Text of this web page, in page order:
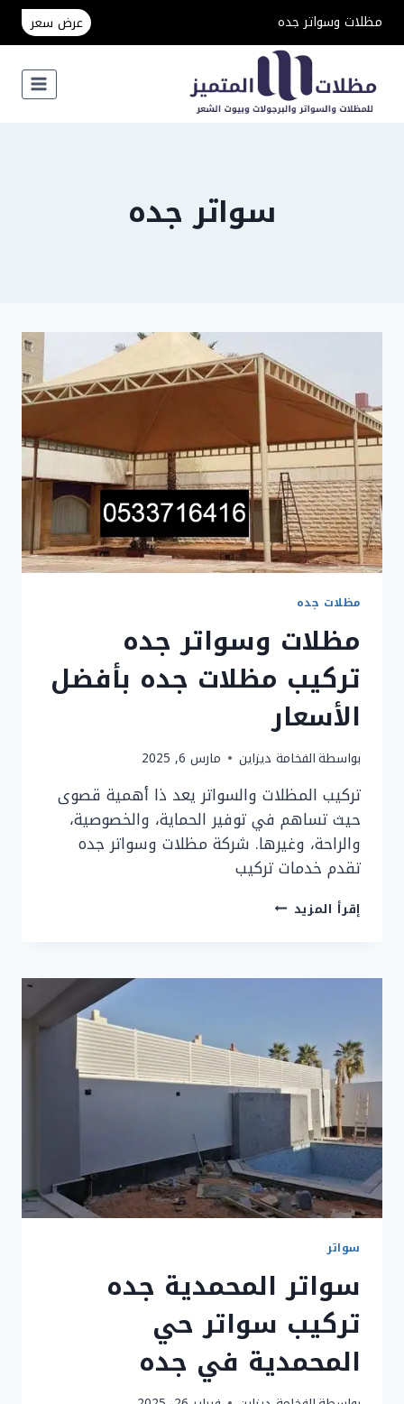
التجاوزمظلات وسواتر جده عرض سعر
سواتر جده
مظلات جده
مظلات وسواتر جده
تركيب مظلات جده بأفضل
الأسعار
بواسطةالفخامة ديزاين مارس 6, 2025
تركيب المظلات والسواتر يعد ذا أهمية قصوى
حيث تساهم في توفير الحماية، والخصوصية،
والراحة، وغيرها. شركة مظلات وسواتر جده
تقدم خدمات تركيب
إقرأ المزيد مظلات
مظلات
الأسعار
سواتر
سواتر المحمدية جده
تركيب سواتر حي
المحمدية في جده